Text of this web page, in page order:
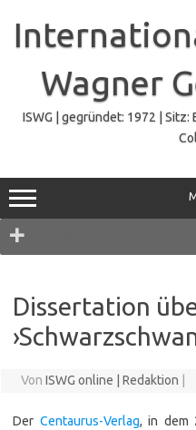
springen
Wagner
ISWG | gegründet: 1972 |
Dissertation
Von ISWG online | Redaktion
Der Centaurus-Verlag, in dem